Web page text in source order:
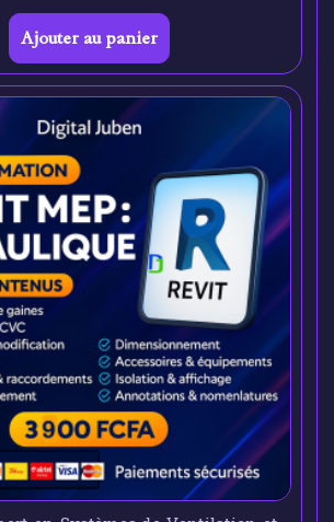
Ajouter au panier